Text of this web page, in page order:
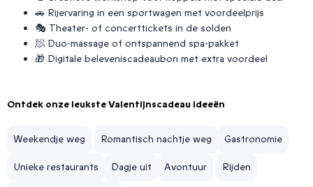
🚗 Rijervaring in een sportwagen met voordeelprijs
🎭 Theater- of concerttickets in de solden
🧖 Duo-massage of ontspannend spa-pakket
🎁 Digitale beleveniscadeaubon met extra voordeel
Ontdek onze leukste Valentijnscadeau ideeën
Weekendje weg Romantisch nachtje weg Gastronomie
Unieke restaurants Dagje uit Avontuur Rijden